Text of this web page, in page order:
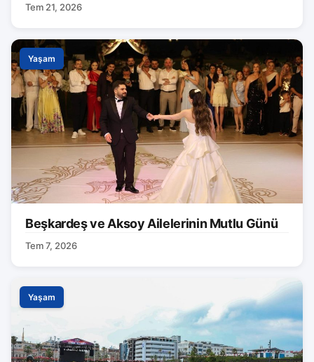
Tem 21, 2026
Yaşam
Beşkardeş ve Aksoy Ailelerinin Mutlu Günü
Tem 7, 2026
Yaşam